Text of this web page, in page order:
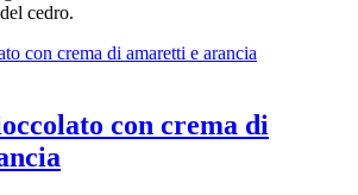
cedro.
con crema di